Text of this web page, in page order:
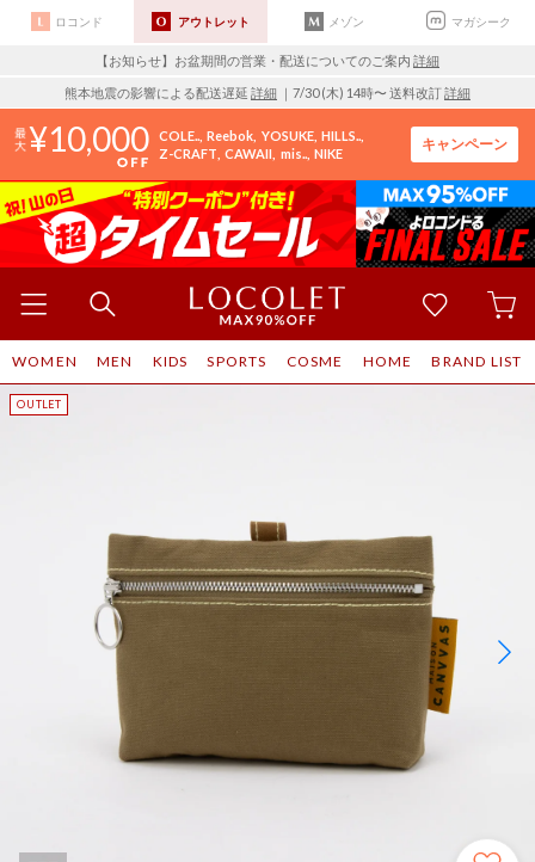
ロコンド アウトレット メゾン マガシーク
【お知らせ】お盆期間の営業・配送についてのご案内 詳細
熊本地震の影響による配送遅延 詳細 ｜7/30 (木) 14時〜 送料改訂詳細
10,000 COLE.. Reebok YOSUKE HILLS..
Z-CRAFT CAWAII mis.. NIKE
キャンペーン
WOMEN MEN KIDS SPORTS COSME HOME BRAND LIST